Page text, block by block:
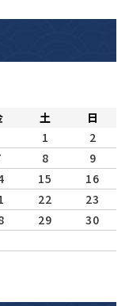
土
日
1
2
8
9
15
16
22
23
29
30